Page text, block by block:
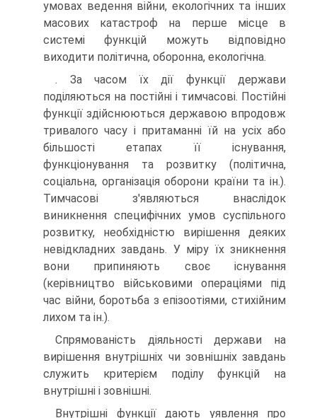
умовах ведення війни, екологічних та інших
масових катастроф на перше місце в
системі функцій можуть відповідно
виходити політична, оборонна, екологічна.
. За часом їх дії функції держави
поділяються на постійні і тимчасові. Постійні
функції здійснюються державою впродовж
тривалого часу і притаманні їй на усіх або
більшості етапах її існування,
функціонування та розвитку (політична,
соціальна, організація оборони країни та ін.).
Тимчасові з'являються внаслідок
виникнення специфічних умов суспільного
розвитку, необхідністю вирішення деяких
невідкладних завдань. У міру їх зникнення
вони припиняють своє існування
(керівництво військовими операціями під
час війни, боротьба з епізоотіями, стихійним
лихом та ін.).
Спрямованість діяльності держави на
вирішення внутрішніх чи зовнішніх завдань
служить критерієм поділу функцій на
внутрішні і зовнішні.
Внутрішні функції дають уявлення про